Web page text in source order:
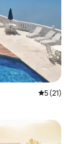
5 av 5 i
5 (21)